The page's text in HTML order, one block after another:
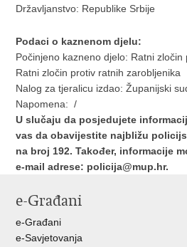
Državljanstvo: Republike Srbije
Podaci o kaznenom djelu:
Počinjeno kazneno djelo: Ratni
Ratni zločin protiv ratnih zarobljenika
Nalog za tjeralicu izdao: Županijski
Napomena: /
U slučaju da posjedujete
vas da obavijestite najbližu
na broj 192. Također, informacije
e-mail adrese: policija@mup.hr.
e-Građani
e-Građani
e-Savjetovanja